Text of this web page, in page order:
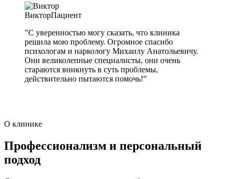
ВикторПациент
"С уверенностью могу сказать, что клиника
решила мою проблему. Огромное спасибо
психологам и наркологу Михаилу Анатольевичу.
Они великолепные специалисты, они очень
стараются вникнуть в суть проблемы,
действительно пытаются помочь!"
О клинике
Профессионализм и персональный
подход